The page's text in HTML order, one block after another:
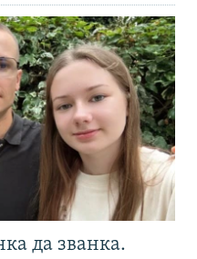
да званка.